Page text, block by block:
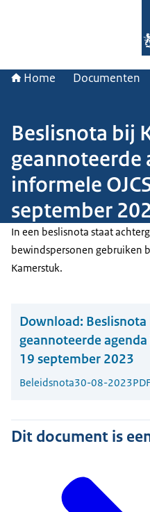
Home Documenten
Beslisnota bij
geannoteerde
informele
september
In een beslisnota staat
bewindspersonen gebruiken
Kamerstuk.
Download:
geannoteerde
19 september 2023
Beleidsnota30-08-2023
Dit document is